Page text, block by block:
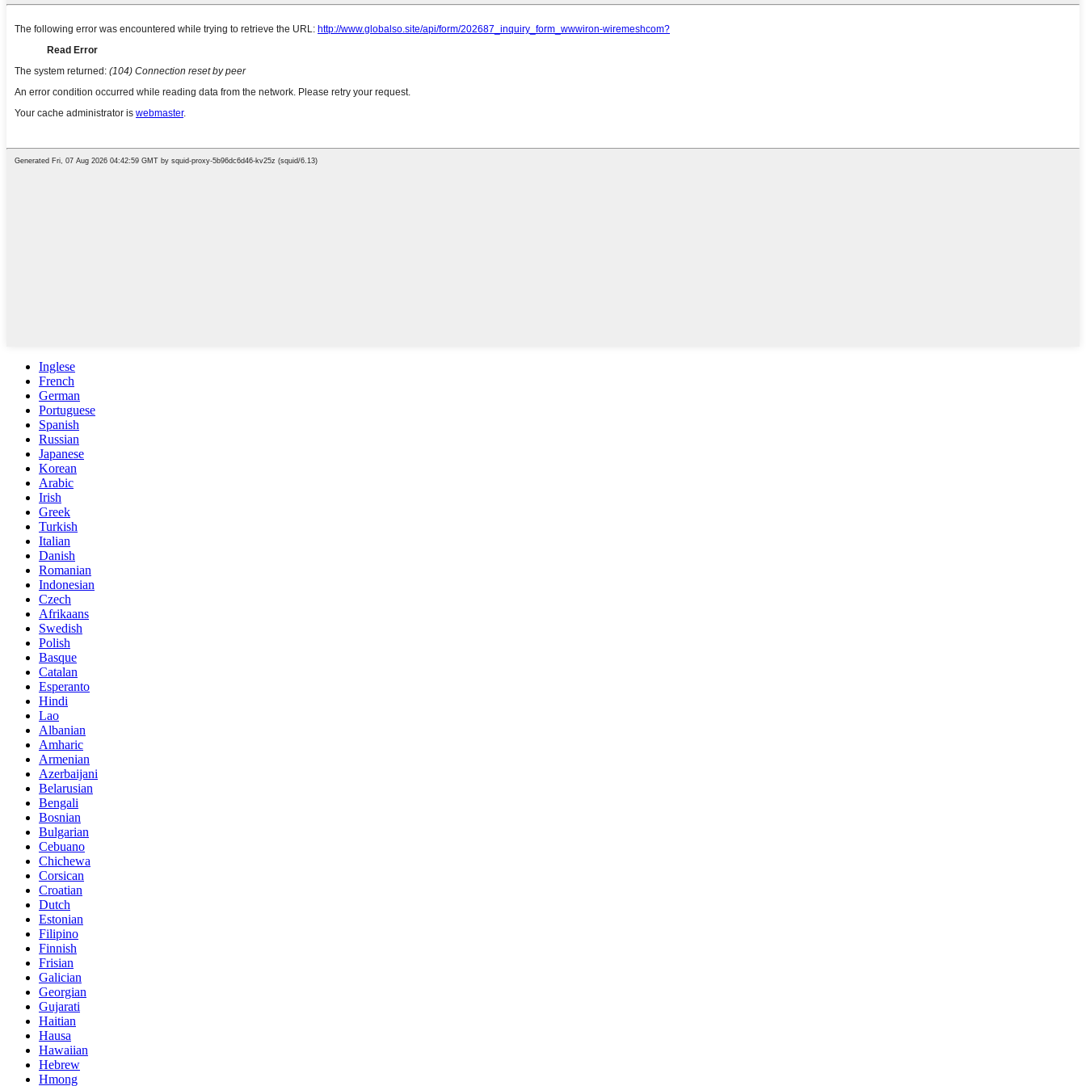
Inglese
French
German
Portuguese
Spanish
Russian
Japanese
Korean
Arabic
Irish
Greek
Turkish
Italian
Danish
Romanian
Indonesian
Czech
Afrikaans
Swedish
Polish
Basque
Catalan
Esperanto
Hindi
Lao
Albanian
Amharic
Armenian
Azerbaijani
Belarusian
Bengali
Bosnian
Bulgarian
Cebuano
Chichewa
Corsican
Croatian
Dutch
Estonian
Filipino
Finnish
Frisian
Galician
Georgian
Gujarati
Haitian
Hausa
Hawaiian
Hebrew
Hmong